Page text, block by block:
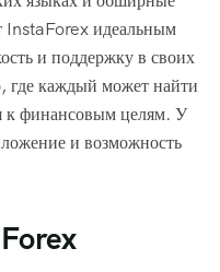
InstaForex идеальным
и поддержку в своих
где каждый может найти
к финансовым целям. У
и возможность